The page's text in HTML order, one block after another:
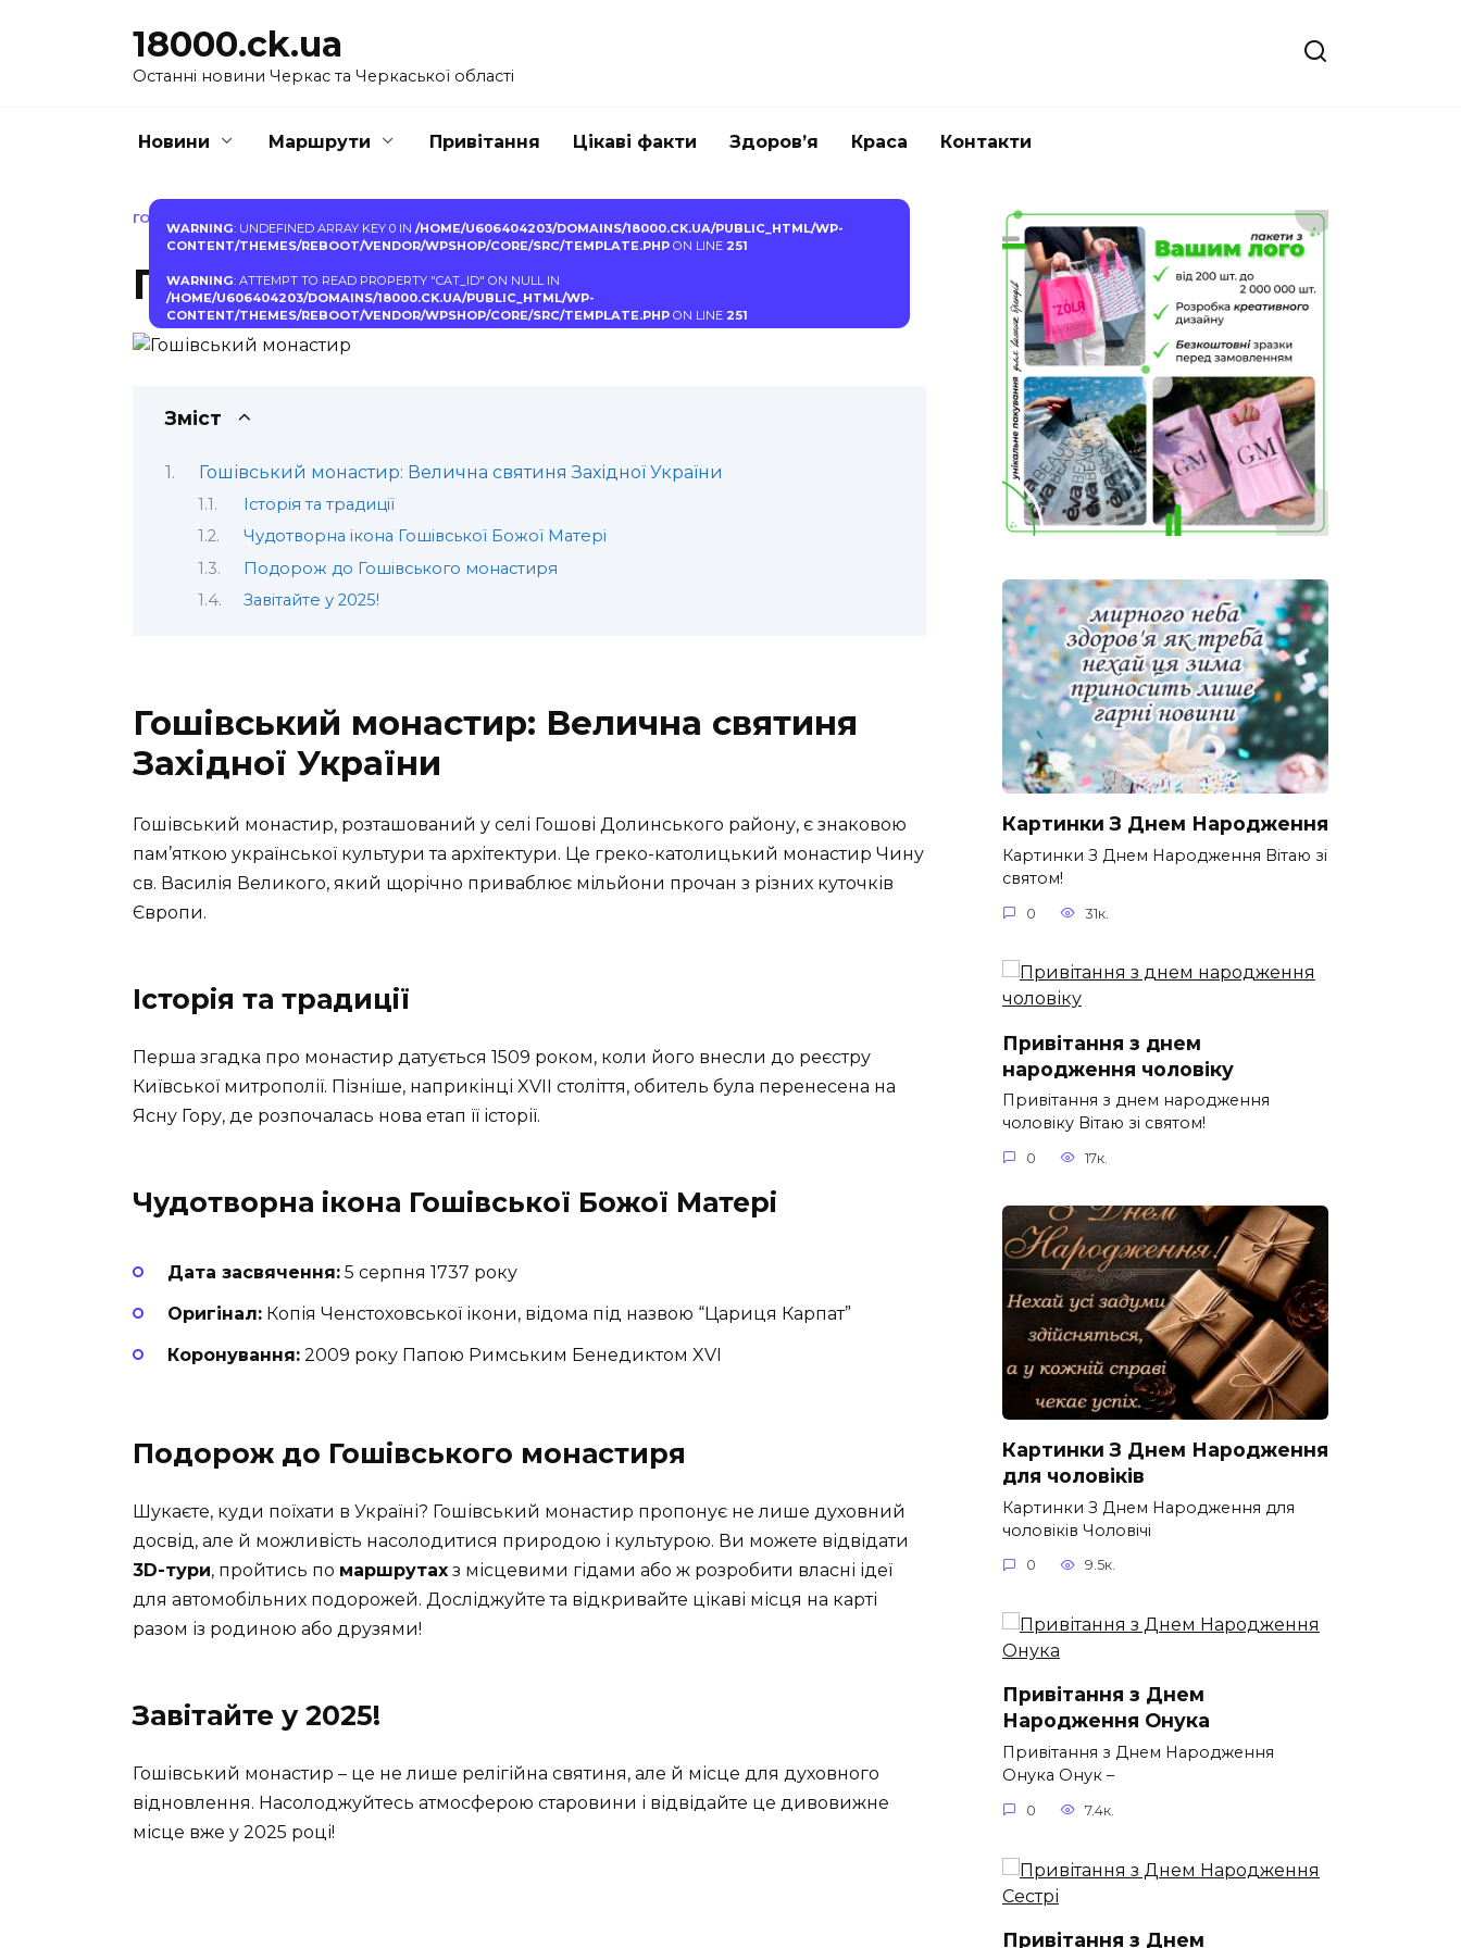
18000.ck.ua
Останні новини Черкас та Черкаської області
Новини Маршрути Привітання Цікаві факти Здоров’я Краса Контакти
ГОЛОВНА
Гошівський монастир
WARNING: UNDEFINED ARRAY KEY 0 IN /HOME/U606404203/DOMAINS/18000.CK.UA/PUBLIC_HTML/WP-
CONTENT/THEMES/REBOOT/VENDOR/WPSHOP/CORE/SRC/TEMPLATE.PHPON LINE 251
WARNING: ATTEMPT TO READ PROPERTY "CAT_ID" ON NULL IN
/HOME/U606404203/DOMAINS/18000.CK.UA/PUBLIC_HTML/WP-
CONTENT/THEMES/REBOOT/VENDOR/WPSHOP/CORE/SRC/TEMPLATE.PHPON LINE 251
Зміст
Гошівський монастир: Велична святиня Західної України
Історія та традиції
Чудотворна ікона Гошівської Божої Матері
Подорож до Гошівського монастиря
Завітайте у 2025!
Гошівський монастир: Велична святиня
Західної України
Гошівський монастир, розташований у селі Гошові Долинського району, є знаковою
пам’яткою української культури та архітектури. Це греко-католицький монастир Чину
св. Василія Великого, який щорічно приваблює мільйони прочан з різних куточків
Європи.
Історія та традиції
Перша згадка про монастир датується 1509 роком, коли його внесли до реєстру
Київської митрополії. Пізніше, наприкінці XVII століття, обитель була перенесена на
Ясну Гору, де розпочалась нова етап її історії.
Чудотворна ікона Гошівської Божої Матері
Дата засвячення: 5 серпня 1737 року
Оригінал: Копія Ченстоховської ікони, відома під назвою “Цариця Карпат”
Коронування: 2009 року Папою Римським Бенедиктом XVI
Подорож до Гошівського монастиря
Шукаєте, куди поїхати в Україні? Гошівський монастир пропонує не лише духовний
досвід, але й можливість насолодитися природою і культурою. Ви можете відвідати
3D-тури, пройтись по маршрутах з місцевими гідами або ж розробити власні ідеї
для автомобільних подорожей. Досліджуйте та відкривайте цікаві місця на карті
разом із родиною або друзями!
Завітайте у 2025!
Гошівський монастир – це не лише релігійна святиня, але й місце для духовного
відновлення. Насолоджуйтесь атмосферою старовини і відвідайте це дивовижне
місце вже у 2025 році!
Картинки З Днем Народження
Картинки З Днем Народження Вітаю зі
святом!
0 31к.
Привітання з днем
народження чоловіку
Привітання з днем народження
чоловіку Вітаю зі святом!
0 17к.
Картинки З Днем Народження
для чоловіків​
Картинки З Днем Народження для
чоловіків​ Чоловічі
0 9.5к.
Привітання з Днем
Народження Онука
Привітання з Днем Народження
Онука Онук –
0 7.4к.
Привітання з Днем